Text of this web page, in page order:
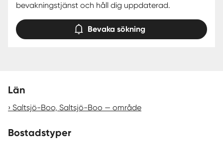
bevakningstjänst och håll dig uppdaterad.
Bevaka sökning
Län
Saltsjö-Boo, Saltsjö-Boo — område
Bostadstyper